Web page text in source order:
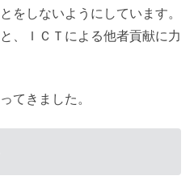
をしないようにしています。
、ＩＣＴによる他者貢献に力
てきました。